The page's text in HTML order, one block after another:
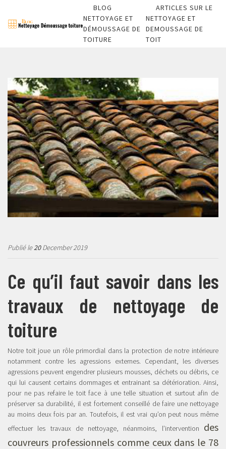
BLOG
NETTOYAGE ET
DÉMOUSSAGE DE
TOITURE
ARTICLES SUR LE
NETTOYAGE ET
DEMOUSSAGE DE
TOIT
Publié le20December 2019
Ce qu’il faut savoir dans les
travaux de nettoyage de
toiture
Notre toit joue un rôle primordial dans la protection de notre intérieure
notamment contre les agressions externes. Cependant, les diverses
agressions peuvent engendrer plusieurs mousses, déchets ou débris, ce
qui lui causent certains dommages et entrainant sa détérioration. Ainsi,
pour ne pas refaire le toit face à une telle situation et surtout afin de
préserver sa durabilité, il est fortement conseillé de faire une nettoyage
au moins deux fois par an. Toutefois, il est vrai qu’on peut nous même
effectuer les travaux de nettoyage, néanmoins, l’intervention des
couvreurs professionnels comme ceux dans le 78